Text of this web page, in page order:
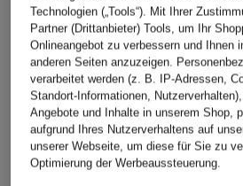
Technologien („Tools“). Mit Ihrer
Partner (Drittanbieter) Tools, um Ihr
Onlineangebot zu verbessern und Ihnen
anderen Seiten anzuzeigen.
verarbeitet werden (z. B. IP-Adressen,
Standort-Informationen,
Angebote und Inhalte in unserem Shop,
aufgrund Ihres Nutzerverhaltens auf
unserer Webseite, um diese für Sie zu
Optimierung der Werbeaussteuerung.